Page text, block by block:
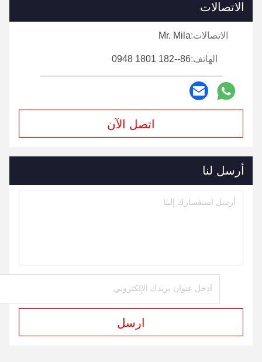
الاتصالات
الاتصالات:Mr. Mila
الهاتف:86--182 1801 0948
اتصل الآن
أرسل لنا
ارسل